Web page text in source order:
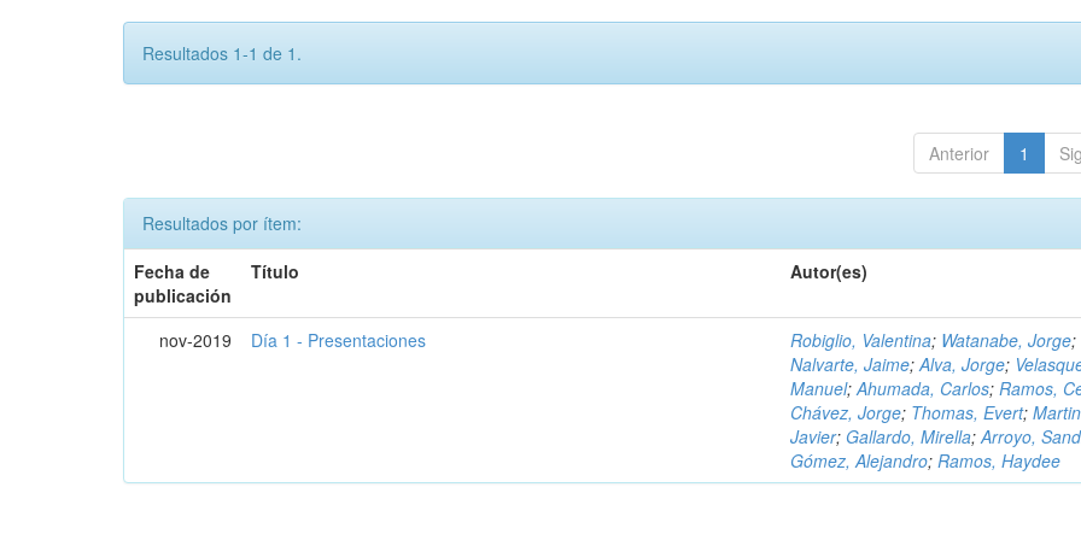
Resultados 1-1 de 1.
Anterior 1
Resultados por ítem:
Fecha de
publicación
Título Autor(es)
nov-2019 Día 1 - Presentaciones Robiglio, Valentina; Watanabe, Jorge;
Nalvarte, Jaime;Alva, Jorge;
Manuel;Ahumada, Carlos;Ramos,
Chávez, Jorge; Thomas, Evert;
Javier; Gallardo, Mirella;Arroyo,
Gómez, Alejandro;Ramos, Haydee